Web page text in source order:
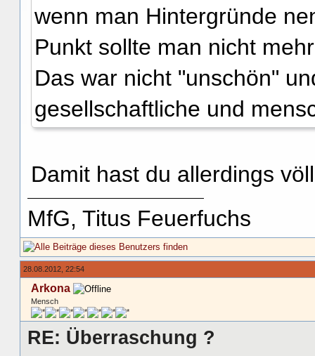
wenn man Hintergründe
Punkt sollte man nicht
Das war nicht "unschön"
gesellschaftliche und
Damit hast du allerdings
MfG, Titus Feuerfuchs
28.08.2012, 22:54
Arkona
Mensch
RE: Überraschung ?